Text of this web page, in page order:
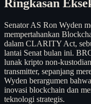
Ringkasan
Senator AS Ron Wyden
mempertahankan
dalam CLARITY Act,
lantai Senat bulan ini.
lunak kripto non-
transmitter, sepanjang
Wyden berargumen
inovasi blockchain dan
teknologi strategis.